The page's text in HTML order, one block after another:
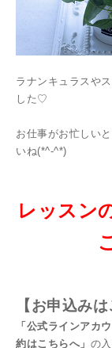
ラナンキュラスや
した♡
お仕事がお忙しい
いね(*^-^*)
レッスン
【お申込みは
「公式ラインアカ
約はこちらへ」 の